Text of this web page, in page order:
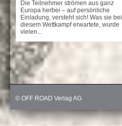
Die Teilnehmer strömen aus ganz
Europa herbei – auf persönliche
Einladung, versteht sich! Was sie bei
diesem Wettkampf erwartete, wurde
vielen...
© OFF ROAD Verlag AG